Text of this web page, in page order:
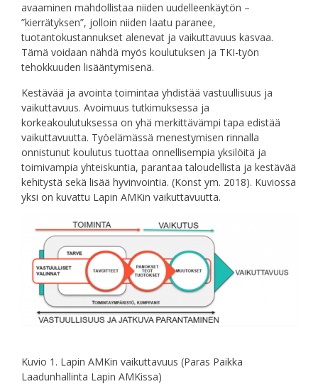
avaaminen mahdollistaa niiden uudelleenkäytön –
”kierrätyksen”, jolloin niiden laatu paranee,
tuotantokustannukset alenevat ja vaikuttavuus kasvaa.
Tämä voidaan nähdä myös koulutuksen ja TKI-työn
tehokkuuden lisääntymisenä.
Kestävää ja avointa toimintaa yhdistää vastuullisuus ja
vaikuttavuus. Avoimuus tutkimuksessa ja
korkeakoulutuksessa on yhä merkittävämpi tapa edistää
vaikuttavuutta. Työelämässä menestymisen rinnalla
onnistunut koulutus tuottaa onnellisempia yksilöitä ja
toimivampia yhteiskuntia, parantaa taloudellista ja kestävää
kehitystä sekä lisää hyvinvointia. (Konst ym. 2018). Kuviossa
yksi on kuvattu Lapin AMKin vaikuttavuutta.
Kuvio 1. Lapin AMKin vaikuttavuus (Paras Paikka
Laadunhallinta Lapin AMKissa)